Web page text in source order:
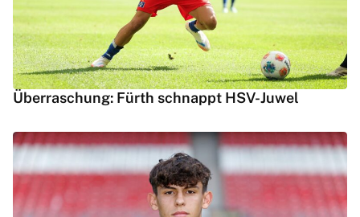
Überraschung: Fürth schnappt HSV-Juwel